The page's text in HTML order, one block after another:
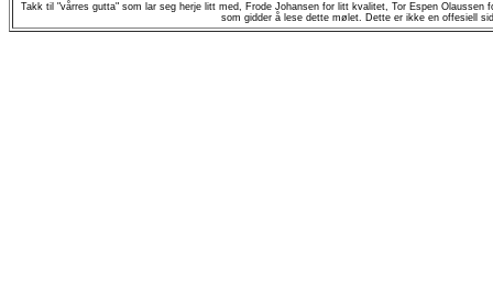
Takk til "vårres gutta" som lar seg herje litt med, Frode Johansen for litt kvalitet, Tor Espen Olaussen
som gidder å lese dette mølet. Dette er ikke en offesiell